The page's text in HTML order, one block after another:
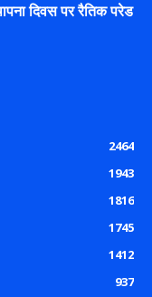
दिवस पर रैतिक परेड
2464
1943
1816
1745
1412
937